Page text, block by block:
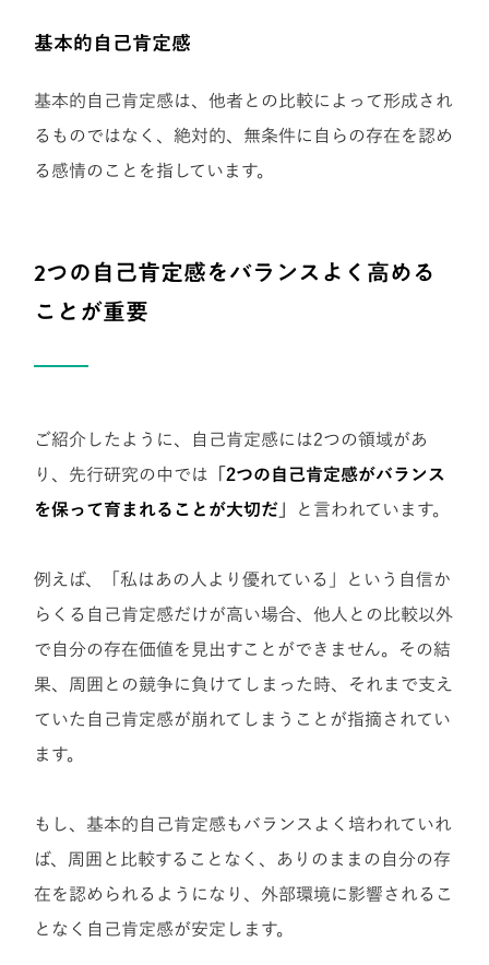
基本的自己肯定感
基本的自己肯定感は、他者との比較によって形成され
るものではなく、絶対的、無条件に自らの存在を認め
る感情のことを指しています。
2つの自己肯定感をバランスよく高める
ことが重要
ご紹介したように、自己肯定感には2つの領域があ
り、先行研究の中では
「2つの自己肯定感がバランス
を保って育まれることが大切だ」
と言われています。
例えば、「私はあの人より優れている」という自信か
らくる自己肯定感だけが高い場合、他人との比較以外
で自分の存在価値を見出すことができません。その結
果、周囲との競争に負けてしまった時、それまで支え
ていた自己肯定感が崩れてしまうことが指摘されてい
ます。
もし、基本的自己肯定感もバランスよく培われていれ
ば、周囲と比較することなく、ありのままの自分の存
在を認められるようになり、外部環境に影響されるこ
となく自己肯定感が安定します。